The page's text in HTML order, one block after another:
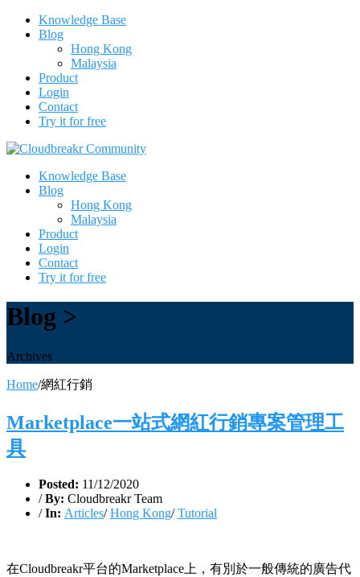
Knowledge Base
Blog
Hong Kong
Malaysia
Product
Login
Contact
Try it for free
Knowledge Base
Blog
Hong Kong
Malaysia
Product
Login
Contact
Try it for free
Blog >
Archives
Home/網紅行銷
Marketplace一站式網紅行銷專案管理工
具
Posted: 11/12/2020
/ By: Cloudbreakr Team
/ In: Articles/Hong Kong/Tutorial
在Cloudbreakr平台的Marketplace上，有別於一般傳統的廣告代